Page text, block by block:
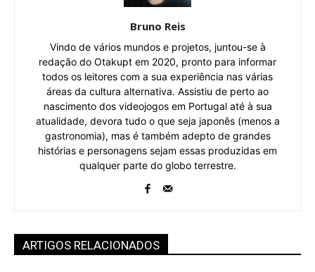
Bruno Reis
Vindo de vários mundos e projetos, juntou-se à
redação do Otakupt em 2020, pronto para informar
todos os leitores com a sua experiência nas várias
áreas da cultura alternativa. Assistiu de perto ao
nascimento dos videojogos em Portugal até à sua
atualidade, devora tudo o que seja japonês (menos a
gastronomia), mas é também adepto de grandes
histórias e personagens sejam essas produzidas em
qualquer parte do globo terrestre.
ARTIGOS RELACIONADOS